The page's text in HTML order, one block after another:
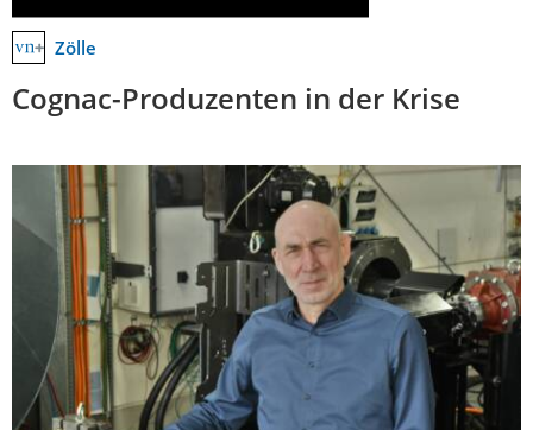
Zölle
Cognac-Produzenten in der Krise